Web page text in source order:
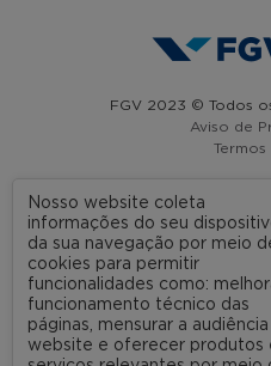
FGV 2023 © Todos
Aviso de
Termos
A
Nossas
Dúvidas
Nosso website coleta
informações do seu
da sua navegação por meio
cookies para permitir
funcionalidades como:
funcionamento técnico das
páginas, mensurar a
website e oferecer produtos